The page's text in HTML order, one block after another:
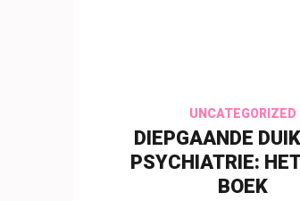
UNCATEGORIZED
DIEPGAANDE
PSYCHIATRIE:
BOEK